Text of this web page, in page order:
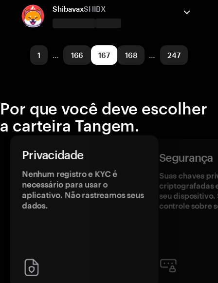
Solana
Enviar/Receber Comprar
HyperEVM
ShibavaxSHIBX
Enviar/Receber Comprar Trocar
1 … 166 167 168 … 247
Por que você deve escolher
a carteira Tangem.
Privacidade
Nenhum registro e KYC é
necessário para usar o
aplicativo. Não rastreamos seus
dados.
Segurança
Suas chaves
criptografadas
seu dispositivo.
controle sobre